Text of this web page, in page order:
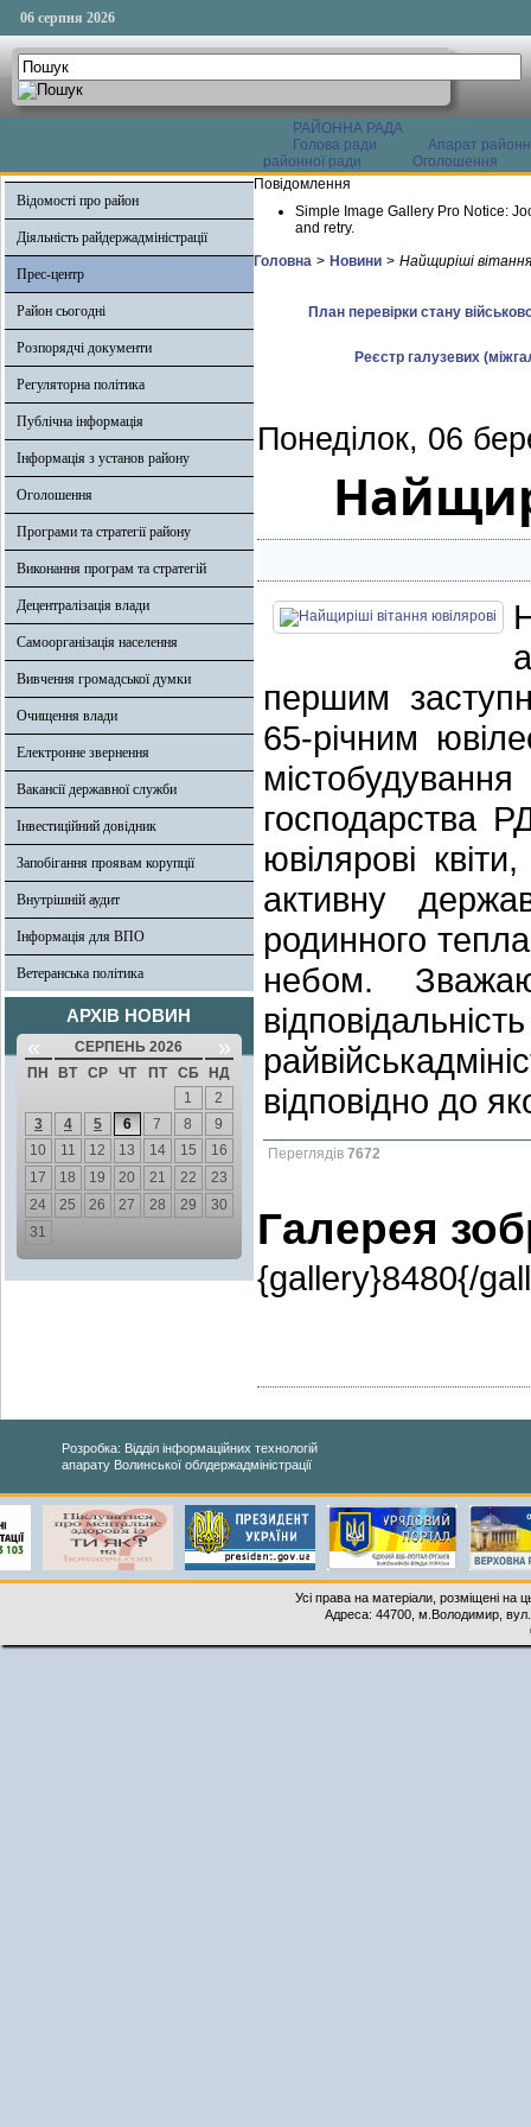
06 серпня 2026
РАЙОННА РАДА
Голова ради
Апарат
районної ради
Оголошення
Відомості про район
Діяльність райдержадміністрації
Прес-центр
Район сьогодні
Розпорядчі документи
Регуляторна політика
Публічна інформація
Інформація з установ району
Оголошення
Програми та стратегії району
Виконання програм та стратегій
Децентралізація влади
Самоорганізація населення
Вивчення громадської думки
Очищення влади
Електронне звернення
Вакансії державної служби
Інвестиційний довідник
Запобігання проявам корупції
Внутрішній аудит
Інформація для ВПО
Ветеранська політика
АРХІВ НОВИН
« СЕРПЕНЬ 2026 »
ПН ВТ СР ЧТ ПТ СБ
НД
1
2
3
4 5 6 7 8
9
10
11 12 13 14 15
16
17
18 19 20 21 22
23
24
25 26 27 28 29
30
31
Повідомлення
Simple Image Gallery Pro Notice:
and retry.
Головна > Новини > Найщиріші вітання
План перевірки стану
Реєстр галузевих
Понеділок, 06
першим
65-річним
господарства
ювілярові
активну
родинного
небом.
відповідно до
Переглядів 7672
Галерея
{gallery}8480{/
Розробка: Відділ інформаційних технологій
апарату Волинської облдержадміністрації
Усі права на матеріали, розміщені на
Адреса: 44700, м.Володимир,